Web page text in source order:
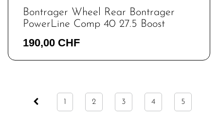
Bontrager Wheel Rear Bontrager
PowerLine Comp 40 27.5 Boost
190,00 CHF
1 2 3 4 5